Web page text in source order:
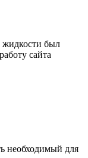
был
сайта
необходимый для